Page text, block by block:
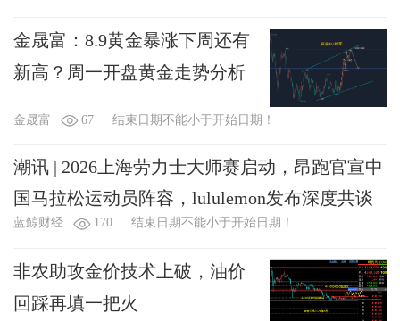
金晟富：8.9黄金暴涨下周还有
新高？周一开盘黄金走势分析
金晟富 67 结束日期不能小于开始日期！
潮讯 | 2026上海劳力士大师赛启动，昂跑官宣中
国马拉松运动员阵容，lululemon发布深度共谈
影片《遇见汪顺》，雅诗兰黛集团中国创新大
赛2026启动
蓝鲸财经 170 结束日期不能小于开始日期！
非农助攻金价技术上破，油价
回踩再填一把火